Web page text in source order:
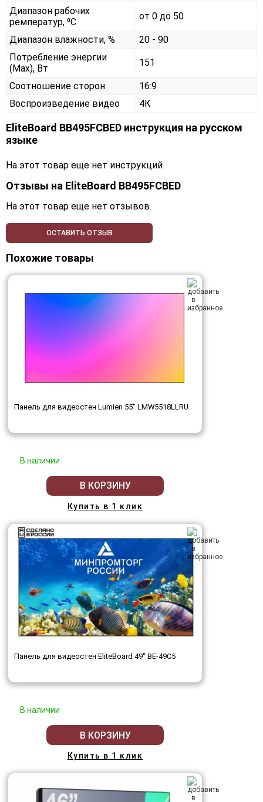
Диапазон рабочих
ремператур, ⁰С
от 0 до 50
Диапазон влажности, %
20 - 90
Потребление энергии
(Max), Вт
151
Соотношение сторон
16:9
Воспроизведение видео
4К
EliteBoard BB495FCBED инструкция на русском
языке
На этот товар еще нет инструкций
Отзывы на EliteBoard BB495FCBED
На этот товар еще нет отзывов.
ОСТАВИТЬ ОТЗЫВ
Похожие товары
Панель для видеостен Lumien 55" LMW5518LLRU
В наличии
В КОРЗИНУ
Купить в 1 клик
Панель для видеостен EliteBoard 49" BE-49C5
В наличии
В КОРЗИНУ
Купить в 1 клик